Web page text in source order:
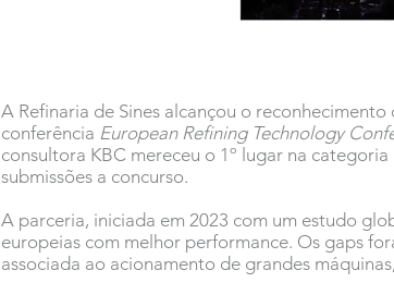
A Refinaria de Sines alcançou o
conferência European Refining Technology
consultora KBC mereceu o 1º lugar na categoria
submissões a concurso.
A parceria, iniciada em 2023 com um estudo
europeias com melhor performance. Os gaps
associada ao acionamento de grandes